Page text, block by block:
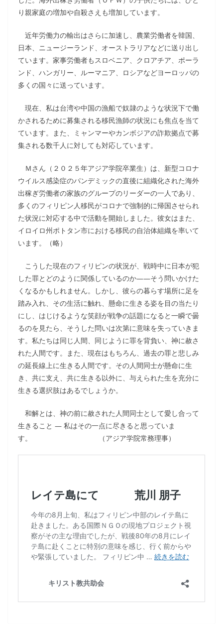
り親家庭の増加や自殺さえも増加しています。
近年労働力の輸出はさらに加速し、農業労働者を韓国、
日本、ニュージーランド、オーストラリアなどに送り出し
ています。家事労働者もスロベニア、クロアチア、ポーラ
ンド、ハンガリー、ルーマニア、ロシアなどヨーロッパの
多くの国々に送っています。
現在、私は台湾や中国の漁船で奴隷のような状況下で働
かされるために募集される移民漁師の状況にも焦点を当て
ています。また、ミャンマーやカンボジアの詐欺拠点で募
集される数千人に対しても対応しています。
Ｍさん（２０２５年アジア学院卒業生）は、新型コロナ
ウイルス感染症のパンデミックの直後に組織化された海外
出稼ぎ労働者の家族のグループのリーダーの一人であり、
多くのフィリピン人移民がコロナで強制的に帰国させられ
た状況に対応する中で活動を開始しました。彼女はまた、
イロイロ州ポトタン市における移民の自治体組織を率いて
います。（略）
こうした現在のフィリピンの状況が、戦時中に日本が犯
した罪とどのように関係しているのか――そう問いかけた
くなるかもしれません。しかし、彼らの暮らす場所に足を
踏み入れ、その生活に触れ、懸命に生きる姿を目の当たり
にし、はじけるような笑顔が戦争の話題になると一瞬で曇
るのを見たら、そうした問いは次第に意味を失っていきま
す。私たちは同じ人間、同じように罪を背負い、神に赦さ
れた人間です。また、現在はもちろん、過去の罪と悲しみ
の延長線上に生きる人間です。その人間同士が懸命に生
き、共に支え、共に生きる以外に、与えられた生を充分に
生きる選択肢はあるでしょうか。
和解とは、神の前に赦された人間同士として愛し合って
生きること ― 私はその一点に尽きると思っていま
す。 （アジア学院常務理事）